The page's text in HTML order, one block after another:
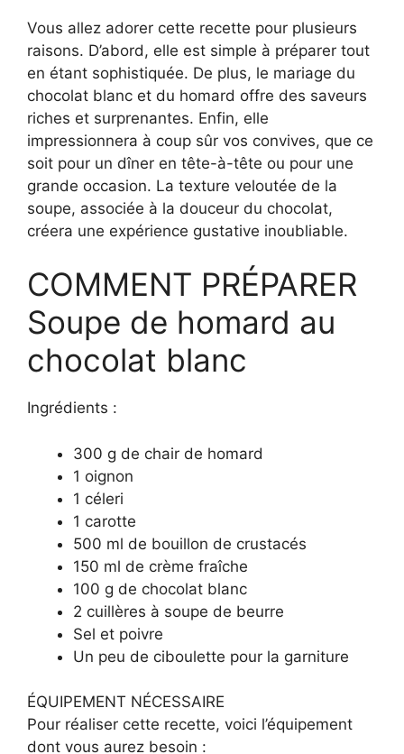
Vous allez adorer cette recette pour plusieurs
raisons. D’abord, elle est simple à préparer tout
en étant sophistiquée. De plus, le mariage du
chocolat blanc et du homard offre des saveurs
riches et surprenantes. Enfin, elle
impressionnera à coup sûr vos convives, que ce
soit pour un dîner en tête-à-tête ou pour une
grande occasion. La texture veloutée de la
soupe, associée à la douceur du chocolat,
créera une expérience gustative inoubliable.
COMMENT PRÉPARER
Soupe de homard au
chocolat blanc
Ingrédients :
300 g de chair de homard
1 oignon
1 céleri
1 carotte
500 ml de bouillon de crustacés
150 ml de crème fraîche
100 g de chocolat blanc
2 cuillères à soupe de beurre
Sel et poivre
Un peu de ciboulette pour la garniture
ÉQUIPEMENT NÉCESSAIRE
Pour réaliser cette recette, voici l’équipement
dont vous aurez besoin :